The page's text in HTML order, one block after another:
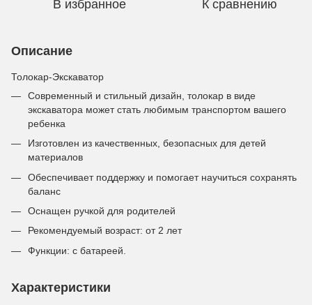
В избранное К сравнению
Описание
Толокар-Экскаватор
Современный и стильный дизайн, толокар в виде
экскаватора может стать любимым транспортом вашего
ребенка
Изготовлен из качественных, безопасных для детей
материалов
Обеспечивает поддержку и помогает научиться сохранять
баланс
Оснащен ручкой для родителей
Рекомендуемый возраст: от 2 лет
Функции: с батареей.
Характеристики